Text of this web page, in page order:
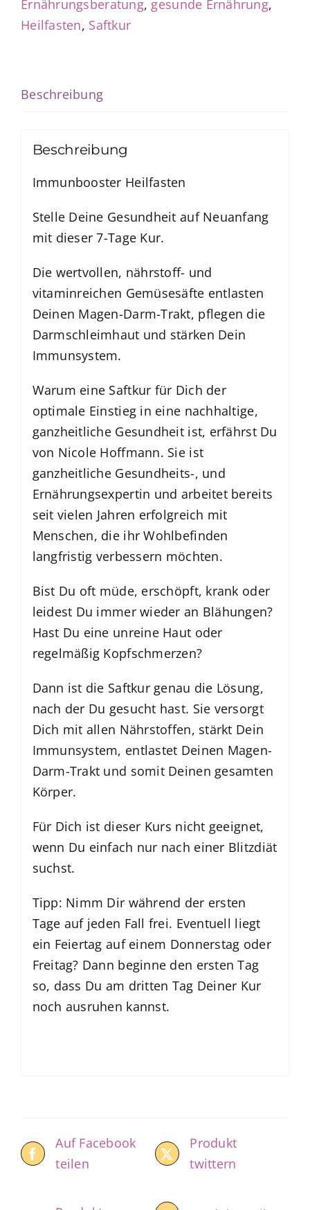
Ernährungsberatung, gesunde Ernährung,
Heilfasten, Saftkur
Beschreibung
Beschreibung
Immunbooster Heilfasten
Stelle Deine Gesundheit auf Neuanfang
mit dieser 7-Tage Kur.
Die wertvollen, nährstoff- und
vitaminreichen Gemüsesäfte entlasten
Deinen Magen-Darm-Trakt, pflegen die
Darmschleimhaut und stärken Dein
Immunsystem.
Warum eine Saftkur für Dich der
optimale Einstieg in eine nachhaltige,
ganzheitliche Gesundheit ist, erfährst Du
von Nicole Hoffmann. Sie ist
ganzheitliche Gesundheits-, und
Ernährungsexpertin und arbeitet bereits
seit vielen Jahren erfolgreich mit
Menschen, die ihr Wohlbefinden
langfristig verbessern möchten.
Bist Du oft müde, erschöpft, krank oder
leidest Du immer wieder an Blähungen?
Hast Du eine unreine Haut oder
regelmäßig Kopfschmerzen?
Dann ist die Saftkur genau die Lösung,
nach der Du gesucht hast. Sie versorgt
Dich mit allen Nährstoffen, stärkt Dein
Immunsystem, entlastet Deinen Magen-
Darm-Trakt und somit Deinen gesamten
Körper.
Für Dich ist dieser Kurs nicht geeignet,
wenn Du einfach nur nach einer Blitzdiät
suchst.
Tipp: Nimm Dir während der ersten
Tage auf jeden Fall frei. Eventuell liegt
ein Feiertag auf einem Donnerstag oder
Freitag? Dann beginne den ersten Tag
so, dass Du am dritten Tag Deiner Kur
noch ausruhen kannst.
Auf Facebook
teilen
Produkt
twittern